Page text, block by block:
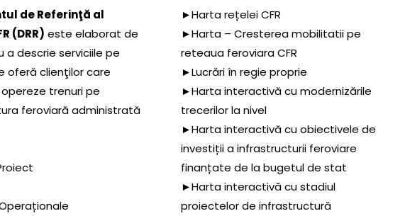
de Referinţă al
(DRR) este elaborat de
a descrie serviciile pe
oferă clienţilor care
trenuri pe
feroviară administrată
►Harta rețelei CFR
►Harta – Cresterea mobilitatii pe
reteaua feroviara CFR
►Lucrări în regie proprie
►Harta interactivă cu modernizările
trecerilor la nivel
►Harta interactivă cu obiectivele de
investiții a infrastructurii feroviare
finanțate de la bugetul de stat
►Harta interactivă cu stadiul
proiectelor de infrastructură